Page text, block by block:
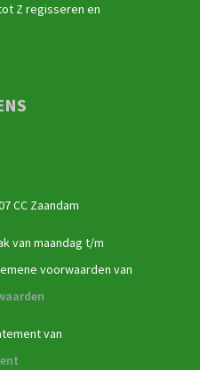
Z regisseren en
CC Zaandam
van maandag t/m
voorwaarden van
van